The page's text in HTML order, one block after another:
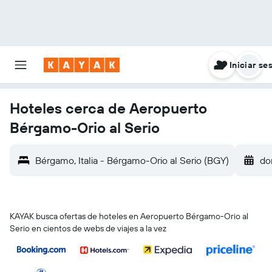
Iniciar
Hoteles cerca de Aeropuerto
Bérgamo-Orio al Serio
Bérgamo, Italia - Bérgamo-Orio al Serio (BGY)
KAYAK busca ofertas de hoteles en Aeropuerto Bérgamo-Orio al
Serio en cientos de webs de viajes a la vez